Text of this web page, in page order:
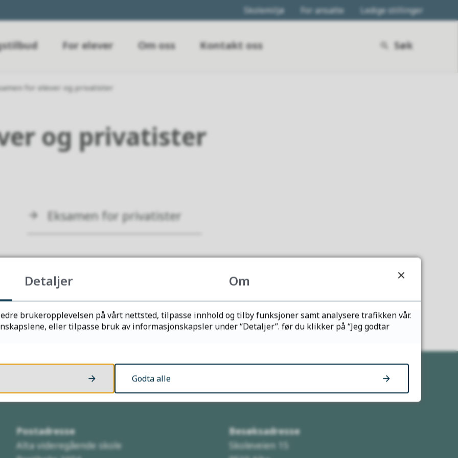
Skolemiljø For ansatte Ledige stillinger
For elever Om oss Kontakt oss Søk
for elever og privatister
og privatister
Eksamen for privatister
Fant du det du lette etter?
Nei
Kontakt oss
Postadresse
Alta videregående skole
Her finner du oss
Besøksadresse
Skoleveien 15
Detaljer Om
brukeropplevelsen på vårt nettsted, tilpasse innhold og tilby funksjoner samt analysere trafikken vår.
eller tilpasse bruk av informasjonskapsler under “Detaljer”. før du klikker på “Jeg godtar
Godta alle